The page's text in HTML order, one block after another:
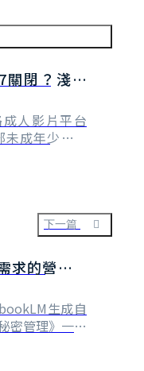
關閉？淺談
人影片平台
成年少女性
防制條例，
回該網站董事
哥哥艾理，則
是知名爆料公
下一篇
的營業秘
生成自
密管理》一書
本書所蘊含
的形式呈現。